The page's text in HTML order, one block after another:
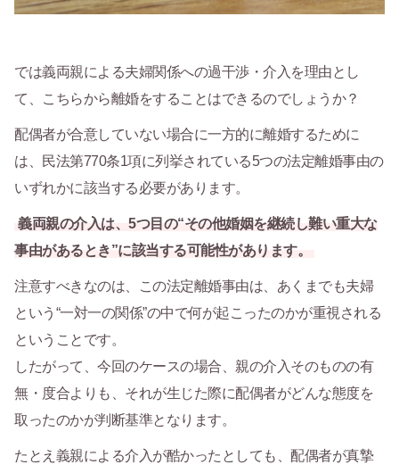
では義両親による夫婦関係への過干渉・介入を理由とし
て、こちらから離婚をすることはできるのでしょうか？
配偶者が合意していない場合に一方的に離婚するために
は、民法第770条1項に列挙されている5つの法定離婚事由の
いずれかに該当する必要があります。
義両親の介入は、5つ目の“その他婚姻を継続し難い重大な
事由があるとき”に該当する可能性があります。
注意すべきなのは、この法定離婚事由は、あくまでも夫婦
という“一対一の関係”の中で何が起こったのかが重視される
ということです。
したがって、今回のケースの場合、親の介入そのものの有
無・度合よりも、それが生じた際に配偶者がどんな態度を
取ったのかが判断基準となります。
たとえ義親による介入が酷かったとしても、配偶者が真摯